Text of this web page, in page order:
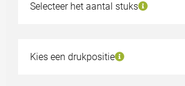
Kies een drukpositie
Selecteer het aantal stuks
50
€1,36